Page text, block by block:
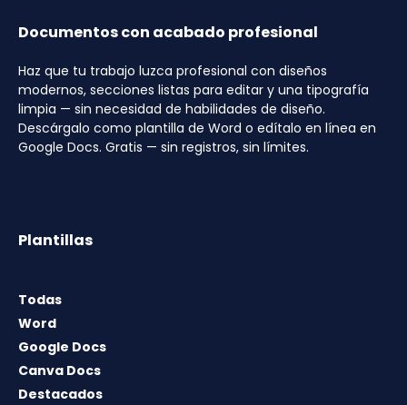
Documentos con acabado profesional
Haz que tu trabajo luzca profesional con diseños
modernos, secciones listas para editar y una tipografía
limpia — sin necesidad de habilidades de diseño.
Descárgalo como plantilla de Word o edítalo en línea en
Google Docs. Gratis — sin registros, sin límites.
Plantillas
Todas
Word
Google Docs
Canva Docs
Destacados